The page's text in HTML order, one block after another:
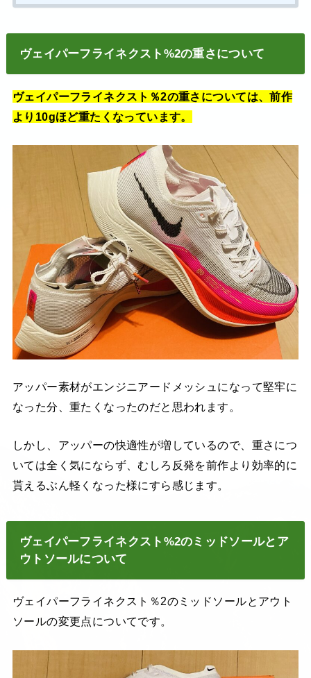
ヴェイパーフライネクスト%2の重さについて
ヴェイパーフライネクスト％2の重さについては、前作
より10gほど重たくなっています。
アッパー素材がエンジニアードメッシュになって堅牢に
なった分、重たくなったのだと思われます。
しかし、アッパーの快適性が増しているので、重さにつ
いては全く気にならず、むしろ反発を前作より効率的に
貰えるぶん軽くなった様にすら感じます。
ヴェイパーフライネクスト%2のミッドソールとア
ウトソールについて
ヴェイパーフライネクスト％2のミッドソールとアウト
ソールの変更点についてです。